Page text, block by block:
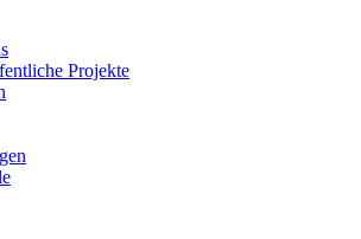
Projekte